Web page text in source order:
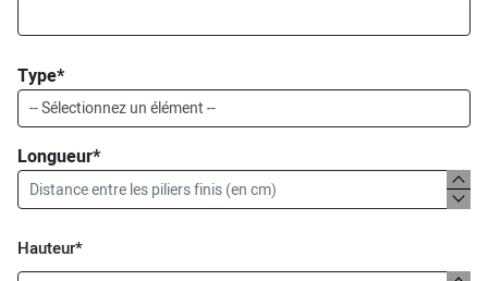
Type*
Longueur*
Hauteur*